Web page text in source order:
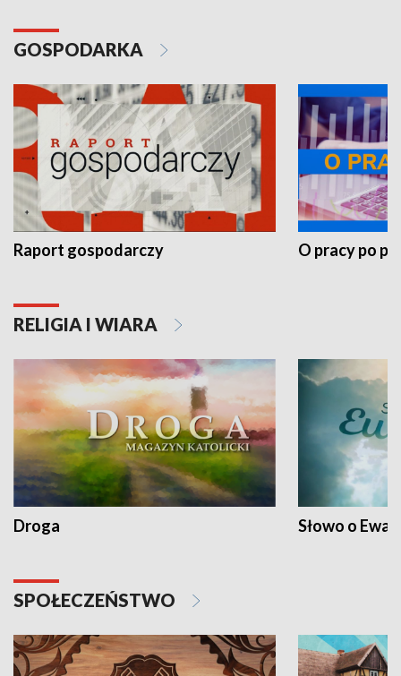
GOSPODARKA
Raport gospodarczy O pracy po
RELIGIA I WIARA
Droga Słowo o
SPOŁECZEŃSTWO